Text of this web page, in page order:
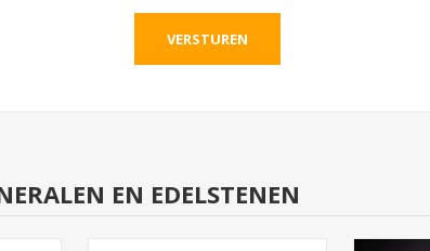
EN EDELSTENEN